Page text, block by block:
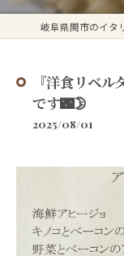
『洋食リベ
です🌃🌛
2025/08/01